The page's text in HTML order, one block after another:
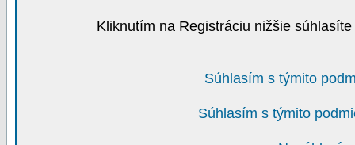
Kliknutím na Registráciu nižšie
Súhlasím s týmito
Súhlasím s týmito